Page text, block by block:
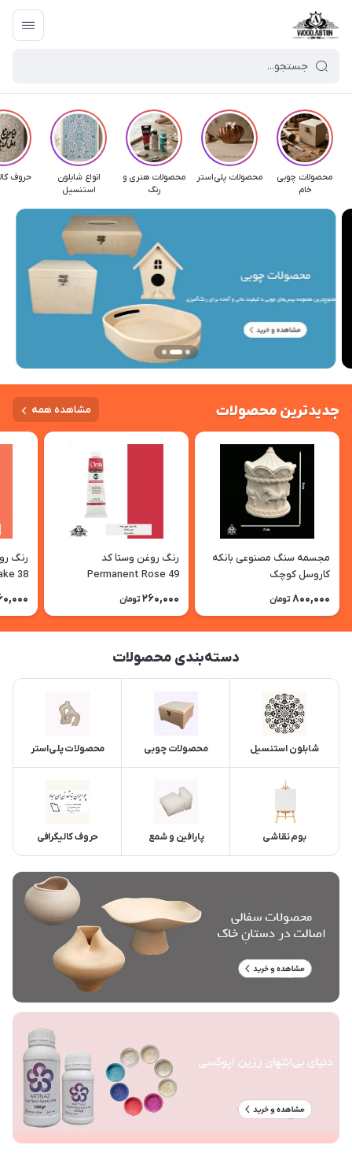
محصولات چوبی
خام
محصولات پلی‌استر
محصولات هنری و
رنگ
انواع شابلون
استنسیل
حروف
جدیدترین محصولات مشاهده همه
مجسمه سنگ مصنوعی بانکه
کاروسل کوچک
800,000 تومان
رنگ روغن وستا کد
Permanent Rose 49
260,000 تومان
38
دسته‌بندی محصولات
شابلون استنسیل محصولات چوبی محصولات پلی‌استر
بوم نقاشی پارافین و شمع حروف کالیگرافی